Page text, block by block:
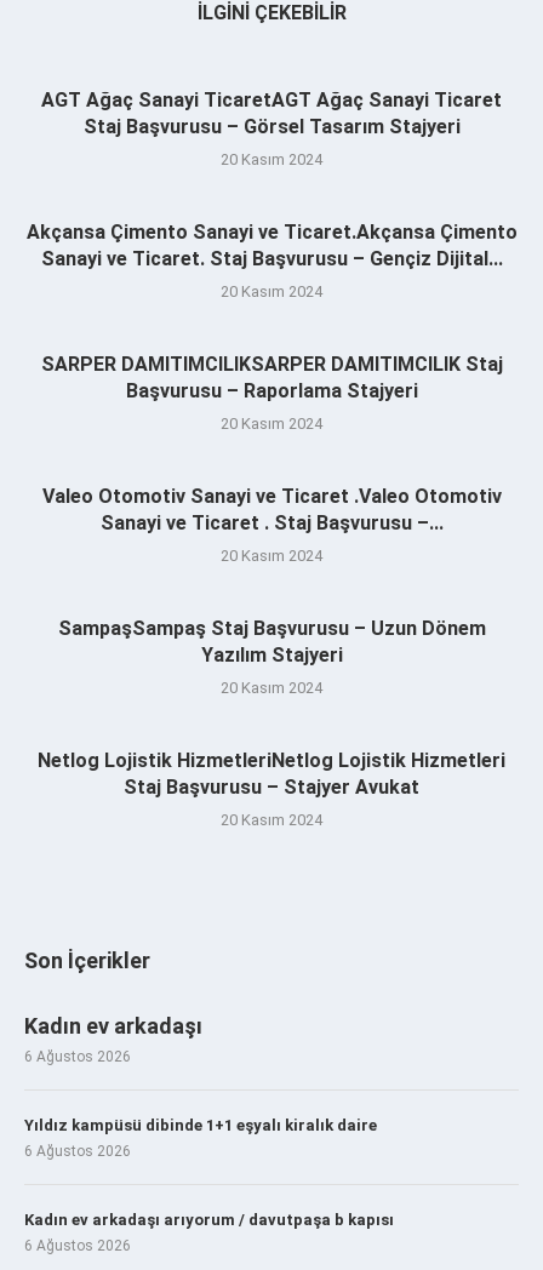
İLGINI ÇEKEBILIR
AGT Ağaç Sanayi TicaretAGT Ağaç Sanayi Ticaret
Staj Başvurusu – Görsel Tasarım Stajyeri
20 Kasım 2024
Akçansa Çimento Sanayi ve Ticaret.Akçansa Çimento
Sanayi ve Ticaret. Staj Başvurusu – Gençiz Dijital...
20 Kasım 2024
SARPER DAMITIMCILIKSARPER DAMITIMCILIK Staj
Başvurusu – Raporlama Stajyeri
20 Kasım 2024
Valeo Otomotiv Sanayi ve Ticaret .Valeo Otomotiv
Sanayi ve Ticaret . Staj Başvurusu –...
20 Kasım 2024
SampaşSampaş Staj Başvurusu – Uzun Dönem
Yazılım Stajyeri
20 Kasım 2024
Netlog Lojistik HizmetleriNetlog Lojistik Hizmetleri
Staj Başvurusu – Stajyer Avukat
20 Kasım 2024
Son İçerikler
Kadın ev arkadaşı
6 Ağustos 2026
Yıldız kampüsü dibinde 1+1 eşyalı kiralık daire
6 Ağustos 2026
Kadın ev arkadaşı arıyorum / davutpaşa b kapısı
6 Ağustos 2026